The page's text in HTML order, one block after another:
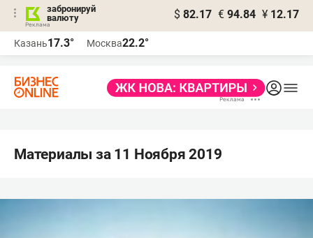
забронируй
валюту
$ 82.17 € 94.84 ¥ 12.17
Казань17.3° Москва22.2°
Материалы за 11 Ноября 2019